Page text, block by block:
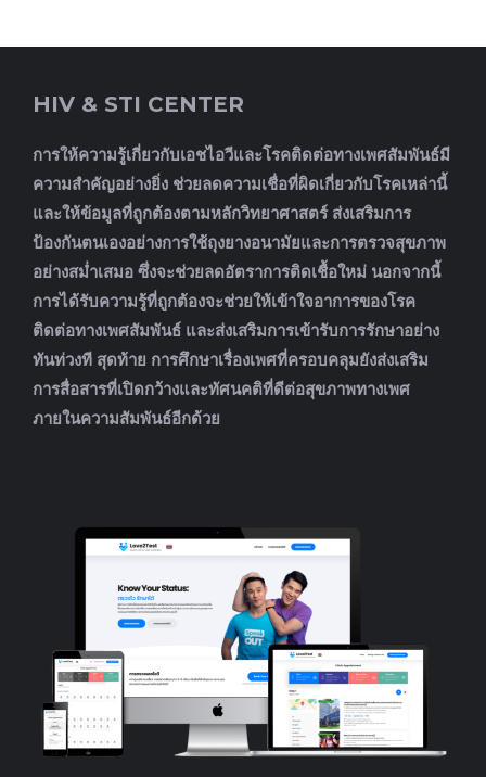
HIV & STI CENTER
การให้ความรู้เกี่ยวกับเอชไอวีและโรคติดต่อทางเพศสัมพันธ์มี
ความสำคัญอย่างยิ่ง ช่วยลดความเชื่อที่ผิดเกี่ยวกับโรคเหล่านี้
และให้ข้อมูลที่ถูกต้องตามหลักวิทยาศาสตร์ ส่งเสริมการ
ป้องกันตนเองอย่างการใช้ถุงยางอนามัยและการตรวจสุขภาพ
อย่างสม่ำเสมอ ซึ่งจะช่วยลดอัตราการติดเชื้อใหม่ นอกจากนี้
การได้รับความรู้ที่ถูกต้องจะช่วยให้เข้าใจอาการของโรค
ติดต่อทางเพศสัมพันธ์ และส่งเสริมการเข้ารับการรักษาอย่าง
ทันท่วงที สุดท้าย การศึกษาเรื่องเพศที่ครอบคลุมยังส่งเสริม
การสื่อสารที่เปิดกว้างและทัศนคติที่ดีต่อสุขภาพทางเพศ
ภายในความสัมพันธ์อีกด้วย